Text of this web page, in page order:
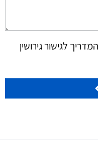
לגישור גירושין